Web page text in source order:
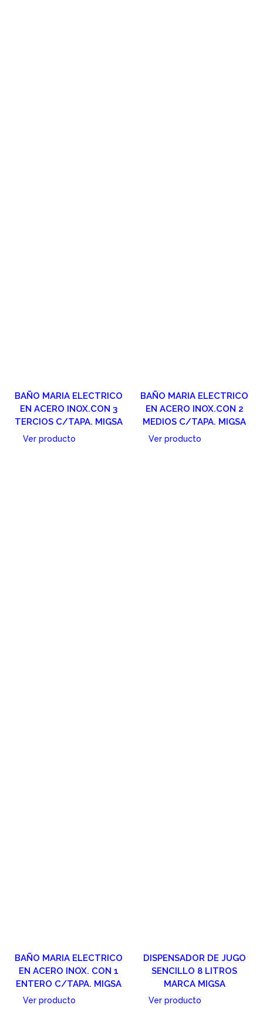
BAÑO MARIA ELECTRICO
EN ACERO INOX.CON 3
TERCIOS C/TAPA. MIGSA
Ver producto
BAÑO MARIA ELECTRICO
EN ACERO INOX.CON 2
MEDIOS C/TAPA. MIGSA
Ver producto
BAÑO MARIA ELECTRICO
EN ACERO INOX. CON 1
ENTERO C/TAPA. MIGSA
Ver producto
DISPENSADOR DE JUGO
SENCILLO 8 LITROS
MARCA MIGSA
Ver producto